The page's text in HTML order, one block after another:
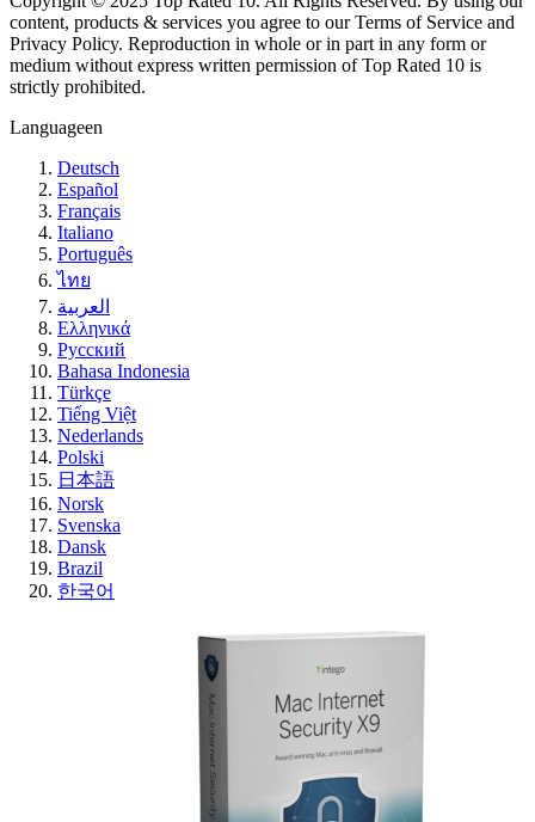
content, products & services you agree to our Terms of Service and
Privacy Policy. Reproduction in whole or in part in any form or
medium without express written permission of Top Rated 10 is
strictly prohibited.
Languageen
Deutsch
Español
Français
Italiano
Português
ไทย
العربية
Ελληνικά
Русский
Bahasa Indonesia
Türkçe
Tiếng Việt
Nederlands
Polski
日本語
Norsk
Svenska
Dansk
Brazil
한국어